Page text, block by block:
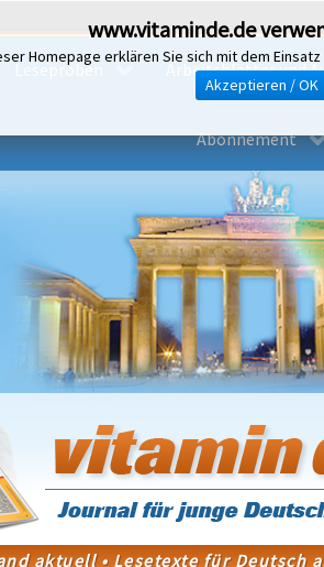
Leseproben Arbeitsblätter und
Abonnement
www.vitaminde.de
Homepage erklären Sie sich mit dem
Akzeptieren / OK